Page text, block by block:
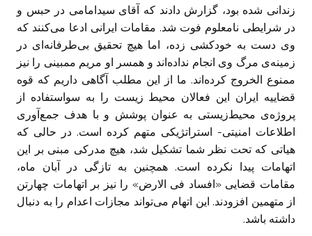
زندانی شده بود، گزارش دادند که آقای سیدامامی در حبس و
در شرایطی نامعلوم فوت شد. مقامات ایرانی ادعا می‌کنند که
وی دست به خودکشی زده، اما هیچ تحقیق بی‌طرفانه‌ای در
زمینه‌ی مرگ وی انجام نداده‌اند و همسر او مریم ممبینی را نیز
ممنوع الخروج کرده‌اند. ما از این مطلب آگاهی داریم که قوه
قضاییه ایران این فعالان محیط زیست را به سواستفاده از
پروژه‌ی محیط‌زیستی به عنوان پوشش و با هدف جمع‌آوری
اطلاعات امنیتی- استراتژیکی متهم کرده‌ است. در حالی که
هیاتی که تحت نظر شما تشکیل شد، هیچ مدرکی مبنی بر این
اتهامات پیدا نکرده‌ است. همچنین به تازگی در آبان‌ ماه،
مقامات قضایی «افساد فی الارض» را نیز بر اتهامات چهارتن
از متهمین افزودند. این اتهام می‌تواند مجازات اعدام را به دنبال
داشته باشد.